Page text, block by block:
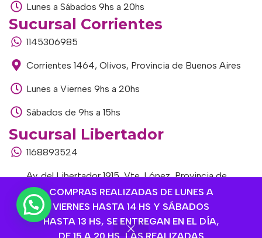
COMPRAS REALIZADAS DE LUNES A
VIERNES HASTA 14 HS Y SÁBADOS
HASTA 13 HS, SE ENTREGAN EN EL DÍA,
Lunes a Sábados 9hs a 20hs
Sucursal Corrientes
1145306985
Corrientes 1464, Olivos, Provincia de Buenos Aires
Lunes a Viernes 9hs a 20hs
Sábados de 9hs a 15hs
Sucursal Libertador
1168893524
Av. del Libertador 1915, Vte. López, Provincia de
Buenos Aires
Lunes a Viernes de 9hs a 13hs / 16hs a 20hs